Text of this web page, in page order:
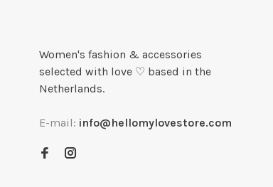
Women's fashion & accessories
selected with love ♡ based in the
Netherlands.
E-mail: info@hellomylovestore.com